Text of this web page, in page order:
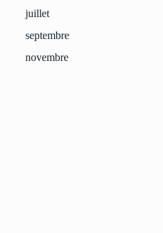
juillet
septembre
novembre